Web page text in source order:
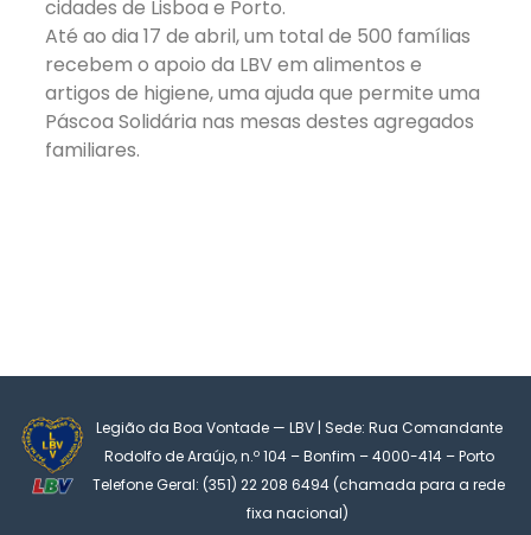
cidades de Lisboa e Porto.
Até ao dia 17 de abril, um total de 500 famílias
recebem o apoio da LBV em alimentos e
artigos de higiene, uma ajuda que permite uma
Páscoa Solidária nas mesas destes agregados
familiares.
Legião da Boa Vontade — LBV | Sede: Rua Comandante
Rodolfo de Araújo, n.º 104 – Bonfim – 4000-414 – Porto
Telefone Geral: (351) 22 208 6494 (chamada para a rede
fixa nacional)